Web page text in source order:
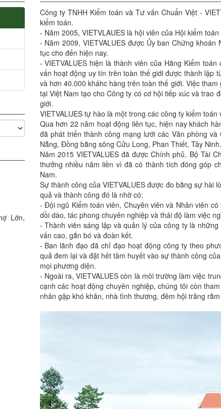
Lớn,
Công ty TNHH Kiểm toán và Tư vấn Chuẩn Việt -
kiểm toán.
- Năm 2005, VIETVLAUES là hội viên của Hội kiểm
- Năm 2009, VIETVALUES được Ủy ban Chứng
tục cho đến hiện nay.
- VIETVALUES hiện là thành viên của Hãng Kiểm
vấn hoạt động uy tín trên toàn thế giới được thành lập
và hơn 40.000 kháhc hàng trên toàn thế giới. Việc
tại Việt Nam tạo cho Công ty có cơ hội tiếp xúc và trao
giới.
VIETVALUES tự hào là một trong các công ty kiểm
Qua hơn 22 năm hoạt động liên tục, hiện nay khách
đã phát triển thành công mạng lưới các Văn phòng
Nẵng, Đồng bằng sông Cửu Long, Phan Thiết, Tây Ninh.
Năm 2015 VIETVALUES đã được Chính phủ, Bộ Tài
thưởng nhiều năm liền vì đã có thành tích đóng góp
Nam.
Sự thành công của VIETVALUES được đo bằng sự
quả và thành công đó là nhờ có:
- Đội ngũ Kiểm toán viên, Chuyên viên và Nhân viên
dồi dào, tác phong chuyên nghiệp và thái độ làm việc
- Thành viên sáng lập và quản lý của công ty là
vấn cao, gắn bó và đoàn kết.
- Ban lãnh đạo đã chỉ đạo hoạt động công ty theo
quả đem lại và đặt hết tâm huyết vào sự thành công
mọi phương diện.
- Ngoài ra, VIETVALUES còn là môi trường làm việc
cạnh các hoạt động chuyên nghiệp, chúng tôi còn
nhân gặp khó khăn, nhà tình thương, đêm hội trăng